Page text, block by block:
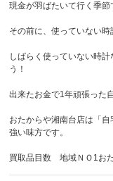
現金が羽ばたいて行く季節
その前に、使っていない時
しばらく使っていない時
う！
出来たお金で1年頑張った
おたからや湘南台店は「
強い味方です。
買取品目数 地域ＮＯ1お